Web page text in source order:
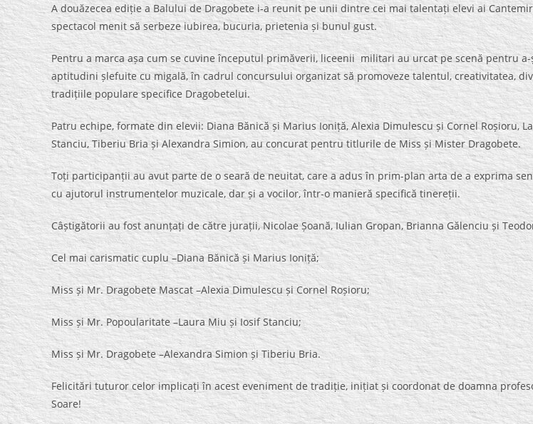
A douăzecea ediție a Balului de Dragobete i-a reunit pe unii dintre cei mai talentați elevi ai
spectacol menit să serbeze iubirea, bucuria, prietenia și bunul gust.
Pentru a marca așa cum se cuvine începutul primăverii, liceenii militari au urcat pe scenă pentru
aptitudini șlefuite cu migală, în cadrul concursului organizat să promoveze talentul, creativitatea,
tradițiile populare specifice Dragobetelui.
Patru echipe, formate din elevii: Diana Bănică și Marius Ioniță, Alexia Dimulescu și Cornel Roșioru,
Stanciu, Tiberiu Bria și Alexandra Simion, au concurat pentru titlurile de Miss și Mister Dragobete.
Toți participanții au avut parte de o seară de neuitat, care a adus în prim-plan arta de a exprima
cu ajutorul instrumentelor muzicale, dar și a vocilor, într-o manieră specifică tinereții.
Câștigătorii au fost anunțați de către jurații, Nicolae Șoană, Iulian Gropan, Brianna Gălenciu și
Cel mai carismatic cuplu –Diana Bănică și Marius Ioniță;
Miss și Mr. Dragobete Mascat –Alexia Dimulescu și Cornel Roșioru;
Miss și Mr. Popoularitate –Laura Miu și Iosif Stanciu;
Miss și Mr. Dragobete –Alexandra Simion și Tiberiu Bria.
Felicitări tuturor celor implicați în acest eveniment de tradiție, inițiat și coordonat de doamna
Soare!